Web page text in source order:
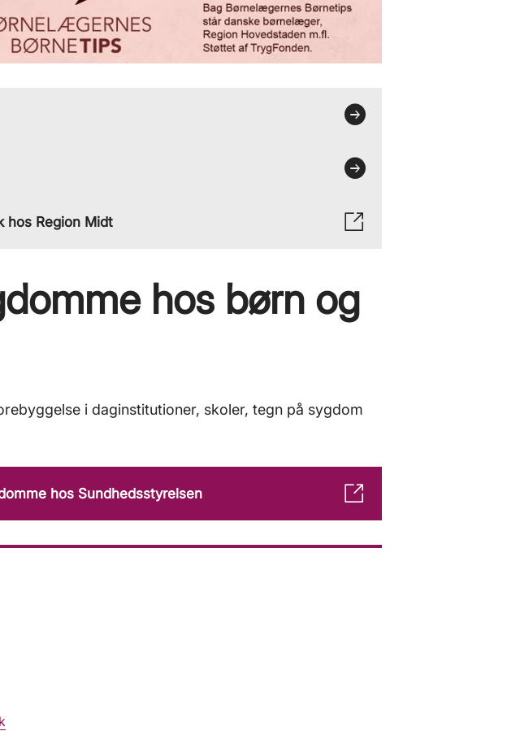
hos Region Midt
hos børn og
i daginstitutioner, skoler, tegn på sygdom
hos Sundhedsstyrelsen